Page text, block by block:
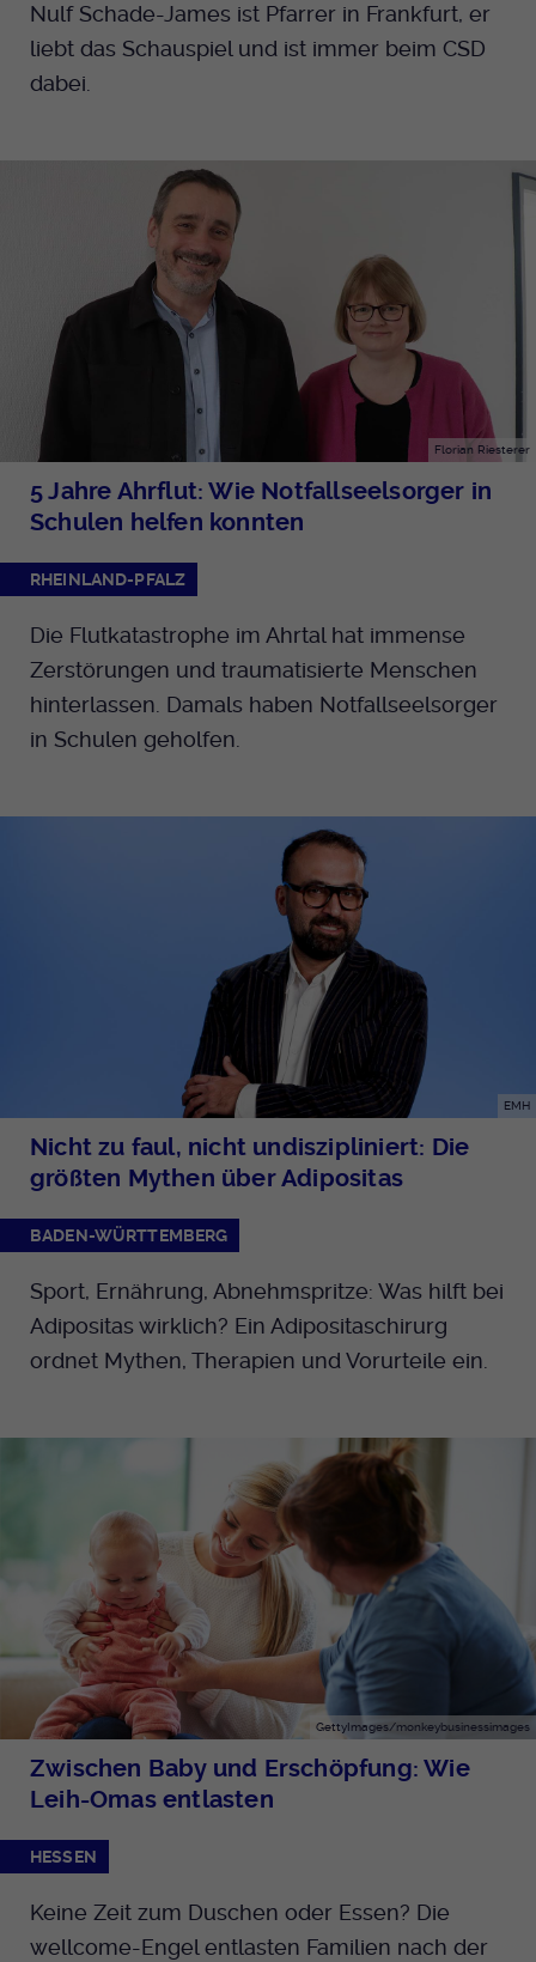
Nulf Schade-James ist Pfarrer in Frankfurt, er
liebt das Schauspiel und ist immer beim CSD
dabei.
Florian Riesterer
5 Jahre Ahrflut: Wie Notfallseelsorger in
Schulen helfen konnten
RHEINLAND-PFALZ
Die Flutkatastrophe im Ahrtal hat immense
Zerstörungen und traumatisierte Menschen
hinterlassen. Damals haben Notfallseelsorger
in Schulen geholfen.
EMH
Nicht zu faul, nicht undiszipliniert: Die
größten Mythen über Adipositas
BADEN-WÜRTTEMBERG
Sport, Ernährung, Abnehmspritze: Was hilft bei
Adipositas wirklich? Ein Adipositaschirurg
ordnet Mythen, Therapien und Vorurteile ein.
GettyImages/monkeybusinessimages
Zwischen Baby und Erschöpfung: Wie
Leih-Omas entlasten
HESSEN
Keine Zeit zum Duschen oder Essen? Die
wellcome-Engel entlasten Familien nach der